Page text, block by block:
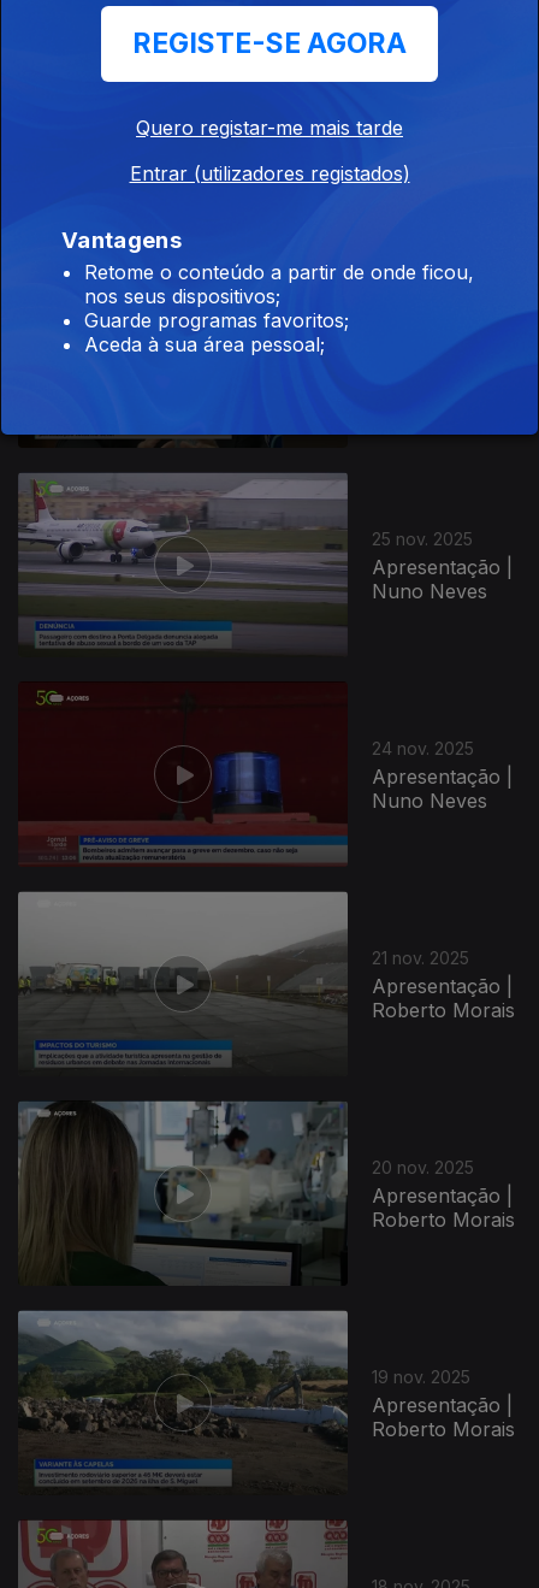
27 nov. 2025
Nuno Neves
25 nov. 2025
Apresentação |
Nuno Neves
24 nov. 2025
Apresentação |
Nuno Neves
891642
21 nov. 2025
Apresentação |
Roberto Morais
20 nov. 2025
Apresentação |
Roberto Morais
19 nov. 2025
Apresentação |
Roberto Morais
REGISTE-SE AGORA
Quero registar-me mais tarde
Entrar (utilizadores registados)
Vantagens
Retome o conteúdo a partir de onde ficou,
nos seus dispositivos;
Guarde programas favoritos;
Aceda à sua área pessoal;